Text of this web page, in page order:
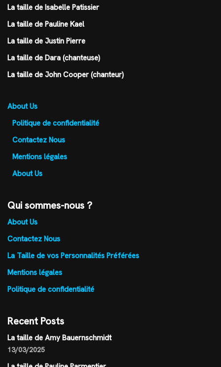
La taille de Isabelle Patissier
La taille de Pauline Kael
La taille de Justin Pierre
La taille de Dara (chanteuse)
La taille de John Cooper (chanteur)
About Us
Politique de confidentialité
Contactez Nous
Mentions légales
About Us
Qui sommes-nous ?
About Us
Contactez Nous
La Taille de vos Personnalités Préférées
Mentions légales
Politique de confidentialité
Recent Posts
La taille de Amy Bauernschmidt
13/03/2025